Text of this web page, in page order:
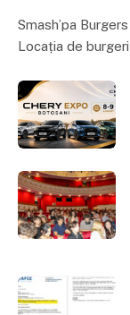
Smash’pa
Locația de